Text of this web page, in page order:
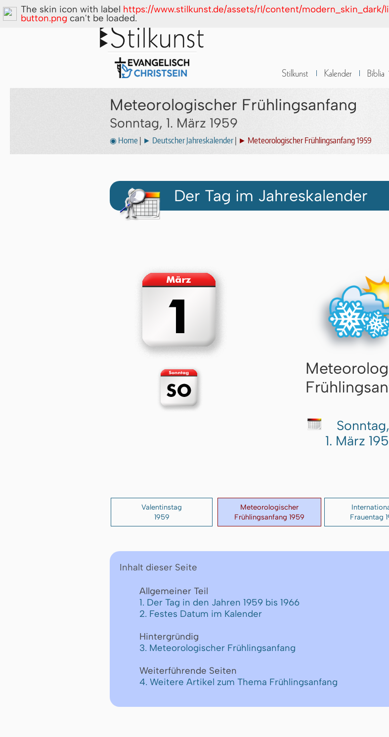
Meteorologischer Frühlingsanfang
Sonntag, 1. März 1959
◉ Home ► Deutscher Jahreskalender| ► Meteorologischer Frühlingsanfang 1959
Der Tag im Jahreskalender
Sonntag,
1. März
Valentinstag
1959
Meteorologischer
Frühlingsanfang 1959
Frauentag
Inhalt dieser Seite
Allgemeiner Teil
1. Der Tag in den Jahren 1959 bis 1966
2. Festes Datum im Kalender
Hintergründig
3. Meteorologischer Frühlingsanfang
Weiterführende Seiten
4. Weitere Artikel zum Thema Frühlingsanfang
The skin icon with label https://www.stilkunst.de/assets/rl/content/
button.png can't be loaded.